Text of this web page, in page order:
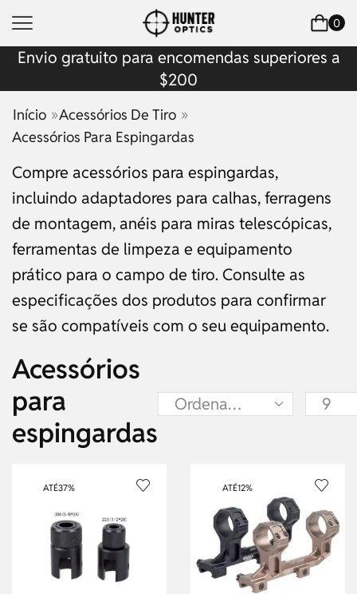
0
Envio gratuito para encomendas superiores a
$200
Início »Acessórios De Tiro »
Acessórios Para Espingardas
Compre acessórios para espingardas,
incluindo adaptadores para calhas, ferragens
de montagem, anéis para miras telescópicas,
ferramentas de limpeza e equipamento
prático para o campo de tiro. Consulte as
especificações dos produtos para confirmar
se são compatíveis com o seu equipamento.
Acessórios
para
espingardas
ATÉ37% ATÉ12%